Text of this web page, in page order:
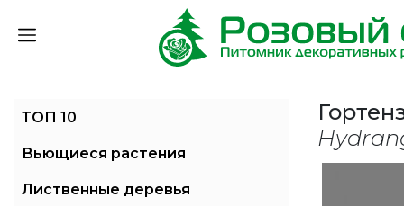
ТОП 10
Вьющиеся растения
Лиственные деревья